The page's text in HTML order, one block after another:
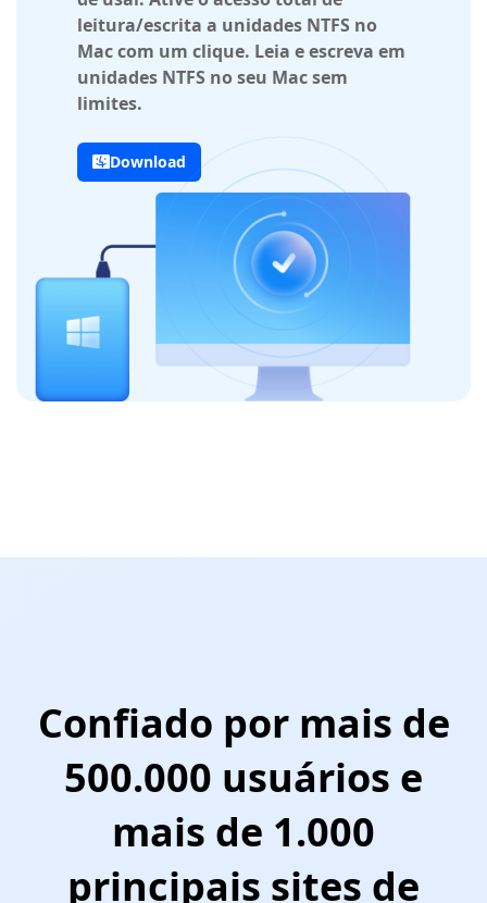
leitura/escrita a unidades NTFS no
Mac com um clique. Leia e escreva em
unidades NTFS no seu Mac sem
limites.
Download
Confiado por mais de
500.000 usuários e
mais de 1.000
principais sites de